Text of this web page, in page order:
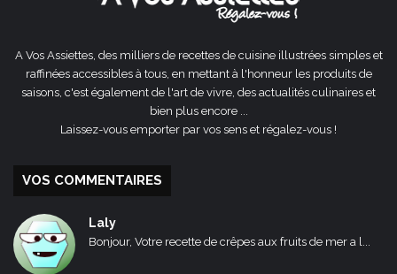
A Vos Assiettes, des milliers de recettes de cuisine illustrées simples et
raffinées accessibles à tous, en mettant à l'honneur les produits de
saisons, c'est également de l'art de vivre, des actualités culinaires et
bien plus encore ...
Laissez-vous emporter par vos sens et régalez-vous !
VOS COMMENTAIRES
Laly
Bonjour, Votre recette de crêpes aux fruits de mer a l...